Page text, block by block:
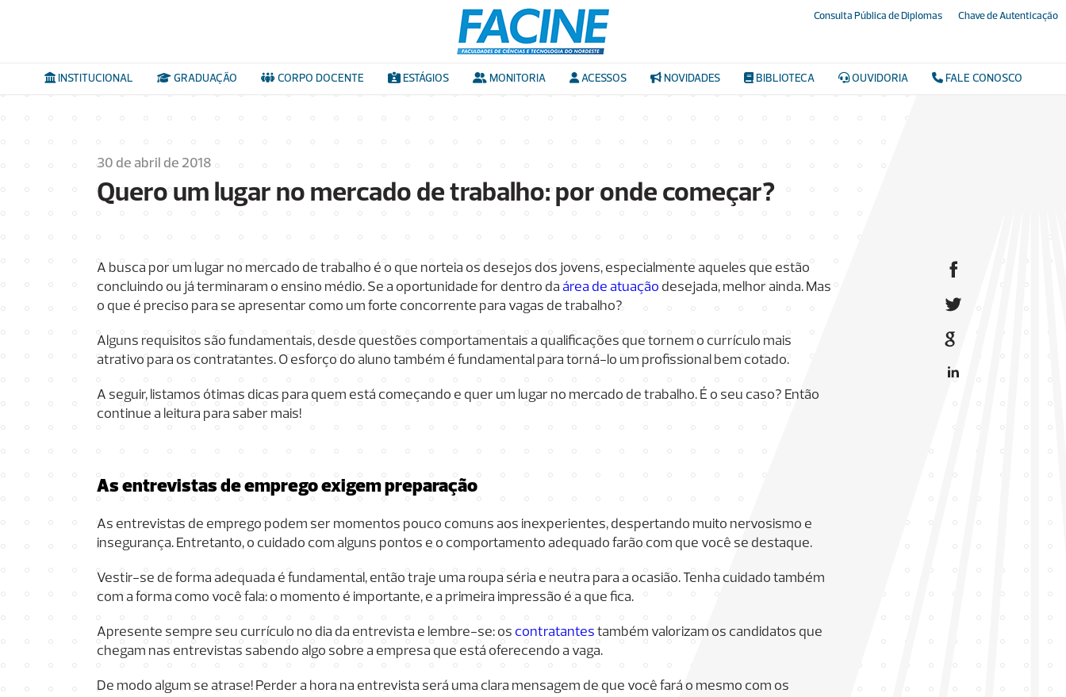
Consulta Pública de Diplomas Chave de Autenticação
INSTITUCIONAL GRADUAÇÃO CORPO DOCENTE ESTÁGIOS MONITORIA ACESSOS NOVIDADES BIBLIOTECA OUVIDORIA FALE CONOSCO
30 de abril de 2018
Quero um lugar no mercado de trabalho: por onde começar?
A busca por um lugar no mercado de trabalho é o que norteia os desejos dos jovens, especialmente aqueles que estão
concluindo ou já terminaram o ensino médio. Se a oportunidade for dentro da área de atuação desejada, melhor ainda. Mas
o que é preciso para se apresentar como um forte concorrente para vagas de trabalho?
Alguns requisitos são fundamentais, desde questões comportamentais a qualificações que tornem o currículo mais
atrativo para os contratantes. O esforço do aluno também é fundamental para torná-lo um profissional bem cotado.
A seguir, listamos ótimas dicas para quem está começando e quer um lugar no mercado de trabalho. É o seu caso? Então
continue a leitura para saber mais!
As entrevistas de emprego exigem preparação
As entrevistas de emprego podem ser momentos pouco comuns aos inexperientes, despertando muito nervosismo e
insegurança. Entretanto, o cuidado com alguns pontos e o comportamento adequado farão com que você se destaque.
Vestir-se de forma adequada é fundamental, então traje uma roupa séria e neutra para a ocasião. Tenha cuidado também
com a forma como você fala: o momento é importante, e a primeira impressão é a que fica.
Apresente sempre seu currículo no dia da entrevista e lembre-se: os contratantes também valorizam os candidatos que
chegam nas entrevistas sabendo algo sobre a empresa que está oferecendo a vaga.
De modo algum se atrase! Perder a hora na entrevista será uma clara mensagem de que você fará o mesmo com os